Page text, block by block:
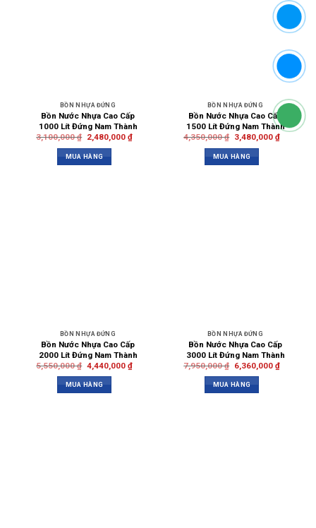
BỒN NHỰA ĐỨNG
Bồn Nước Nhựa Cao Cấp
1000 Lít Đứng Nam Thành
3,100,000₫ 2,480,000 ₫
MUA HÀNG
BỒN NHỰA ĐỨNG
Bồn Nước Nhựa Cao Cấp
1500 Lít Đứng Nam Thành
4,350,000₫ 3,480,000 ₫
MUA HÀNG
BỒN NHỰA ĐỨNG
Bồn Nước Nhựa Cao Cấp
2000 Lít Đứng Nam Thành
5,550,000₫ 4,440,000 ₫
MUA HÀNG
BỒN NHỰA ĐỨNG
Bồn Nước Nhựa Cao Cấp
3000 Lít Đứng Nam Thành
7,950,000₫ 6,360,000 ₫
MUA HÀNG